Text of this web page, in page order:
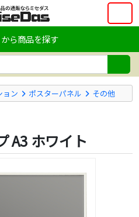
ら商品を探す
ョン ポスターパネル その他
A3 ホワイト